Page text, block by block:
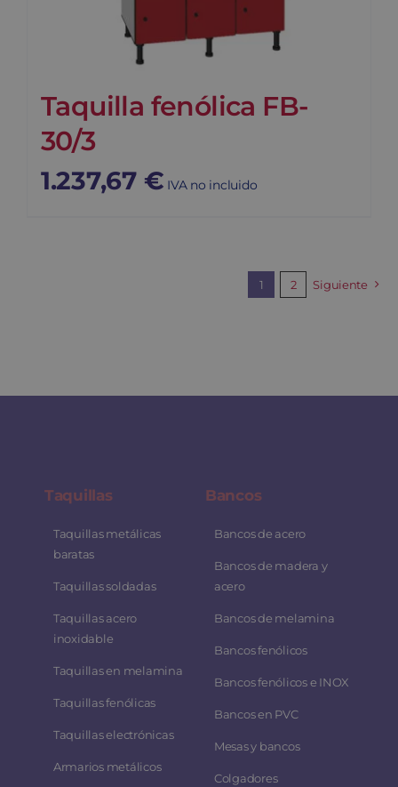
Taquilla fenólica FB-
30/3
1.237,67 € IVA no incluido
1 2 Siguiente
Taquillas
Taquillas metálicas
baratas
Taquillas soldadas
Taquillas acero
inoxidable
Taquillas en melamina
Taquillas fenólicas
Taquillas electrónicas
Armarios metálicos
Bancos
Bancos de acero
Bancos de madera y
acero
Bancos de melamina
Bancos fenólicos
Bancos fenólicos e INOX
Bancos en PVC
Mesas y bancos
Colgadores